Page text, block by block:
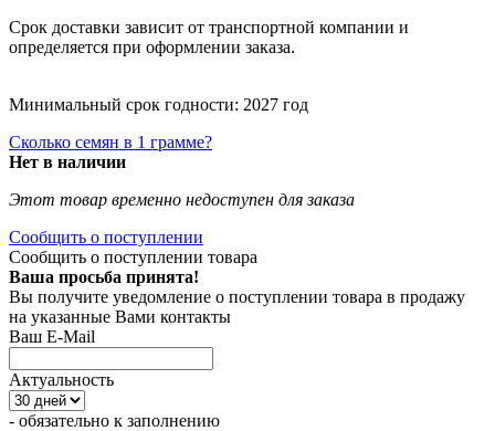
Срок доставки зависит от транспортной компании и
определяется при оформлении заказа.
Минимальный срок годности: 2027 год
Сколько семян в 1 грамме?
Нет в наличии
Этот товар временно недоступен для заказа
Сообщить о поступлении
Сообщить о поступлении товара
Ваша просьба принята!
Вы получите уведомление о поступлении товара в продажу
на указанные Вами контакты
Ваш E-Mail
Актуальность
- обязательно к заполнению